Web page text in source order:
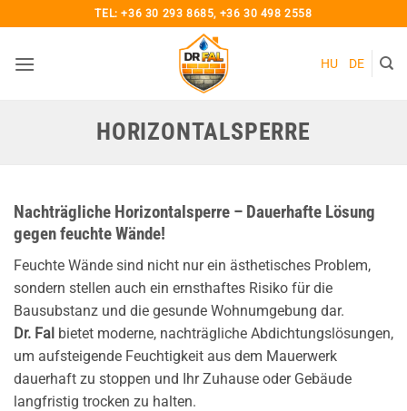
springen
TEL:+36 30 293 8685, +36 30 498 2558
HU DE
HORIZONTALSPERRE
Nachträgliche Horizontalsperre – Dauerhafte Lösung
gegen feuchte Wände!
Feuchte Wände sind nicht nur ein ästhetisches Problem,
sondern stellen auch ein ernsthaftes Risiko für die
Bausubstanz und die gesunde Wohnumgebung dar.
Dr. Fal bietet moderne, nachträgliche Abdichtungslösungen,
um aufsteigende Feuchtigkeit aus dem Mauerwerk
dauerhaft zu stoppen und Ihr Zuhause oder Gebäude
langfristig trocken zu halten.